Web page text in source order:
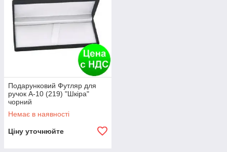
Подарунковий Футляр для
ручок A-10 (219) "Шкіра"
чорний
Немає в наявності
Ціну уточнюйте